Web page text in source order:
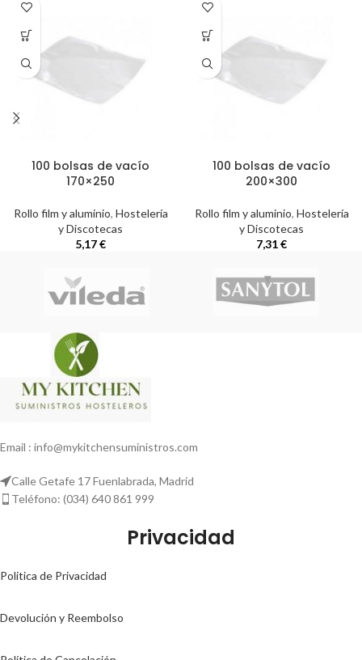
100 bolsas de vacío
170×250
Rollo film y aluminio, Hostelería
y Discotecas
5,17€
100 bolsas de vacío
200×300
Rollo film y aluminio, Hostelería
y Discotecas
7,31€
Email : info@mykitchensuministros.com
Calle Getafe 17 Fuenlabrada, Madrid
Teléfono: (034) 640 861 999
Privacidad
Politica de Privacidad
Devolución y Reembolso